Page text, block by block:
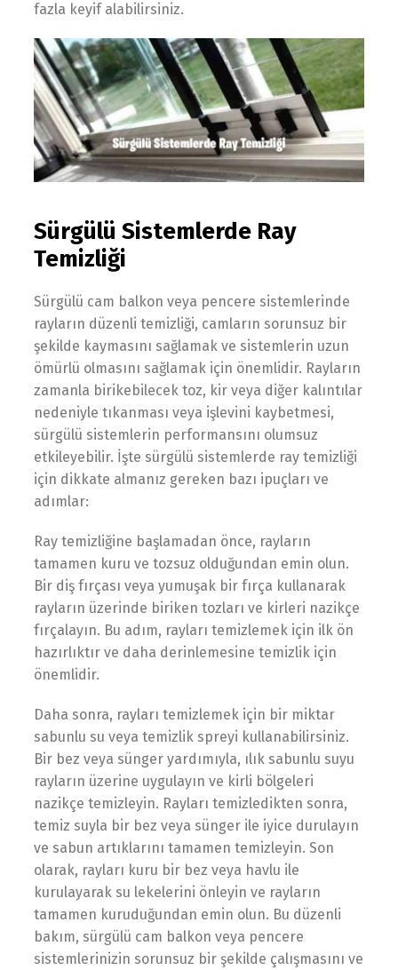
fazla keyif alabilirsiniz.
Sürgülü Sistemlerde Ray
Temizliği
Sürgülü cam balkon veya pencere sistemlerinde
rayların düzenli temizliği, camların sorunsuz bir
şekilde kaymasını sağlamak ve sistemlerin uzun
ömürlü olmasını sağlamak için önemlidir. Rayların
zamanla birikebilecek toz, kir veya diğer kalıntılar
nedeniyle tıkanması veya işlevini kaybetmesi,
sürgülü sistemlerin performansını olumsuz
etkileyebilir. İşte sürgülü sistemlerde ray temizliği
için dikkate almanız gereken bazı ipuçları ve
adımlar:
Ray temizliğine başlamadan önce, rayların
tamamen kuru ve tozsuz olduğundan emin olun.
Bir diş fırçası veya yumuşak bir fırça kullanarak
rayların üzerinde biriken tozları ve kirleri nazikçe
fırçalayın. Bu adım, rayları temizlemek için ilk ön
hazırlıktır ve daha derinlemesine temizlik için
önemlidir.
Daha sonra, rayları temizlemek için bir miktar
sabunlu su veya temizlik spreyi kullanabilirsiniz.
Bir bez veya sünger yardımıyla, ılık sabunlu suyu
rayların üzerine uygulayın ve kirli bölgeleri
nazikçe temizleyin. Rayları temizledikten sonra,
temiz suyla bir bez veya sünger ile iyice durulayın
ve sabun artıklarını tamamen temizleyin. Son
olarak, rayları kuru bir bez veya havlu ile
kurulayarak su lekelerini önleyin ve rayların
tamamen kuruduğundan emin olun. Bu düzenli
bakım, sürgülü cam balkon veya pencere
sistemlerinizin sorunsuz bir şekilde çalışmasını ve